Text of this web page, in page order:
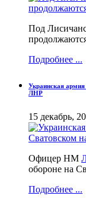
Под
Подробнее ...
Украинская армия
ЛНР
15 декабрь,
Офицер НМ
обороне на
Подробнее ...